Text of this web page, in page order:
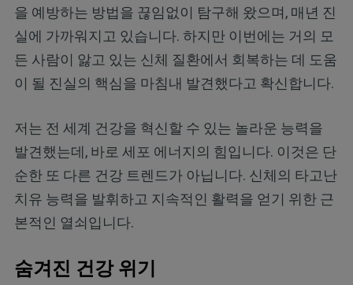
을 예방하는 방법을 끊임없이 탐구해 왔으며, 매년 진
실에 가까워지고 있습니다. 하지만 이번에는 거의 모
든 사람이 앓고 있는 신체 질환에서 회복하는 데 도움
이 될 진실의 핵심을 마침내 발견했다고 확신합니다.
저는 전 세계 건강을 혁신할 수 있는 놀라운 능력을
발견했는데, 바로 세포 에너지의 힘입니다. 이것은 단
순한 또 다른 건강 트렌드가 아닙니다. 신체의 타고난
치유 능력을 발휘하고 지속적인 활력을 얻기 위한 근
본적인 열쇠입니다.
숨겨진 건강 위기